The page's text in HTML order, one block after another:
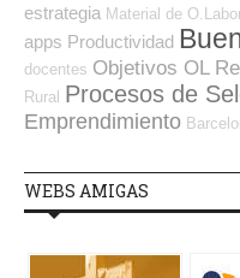
estrategia Material de
apps Productividad
docentes Objetivos OL
Rural Procesos de
Emprendimiento
WEBS AMIGAS